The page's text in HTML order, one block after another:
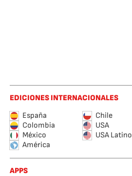
EDICIONES INTERNACIONALES
España
Chile
Colombia
USA
México
USA Latino
América
APPS